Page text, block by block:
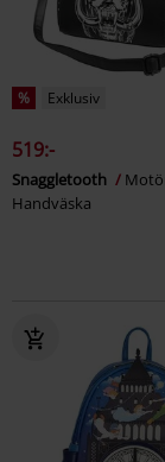
% Exklusiv
519:-
Snaggletooth
Handväska